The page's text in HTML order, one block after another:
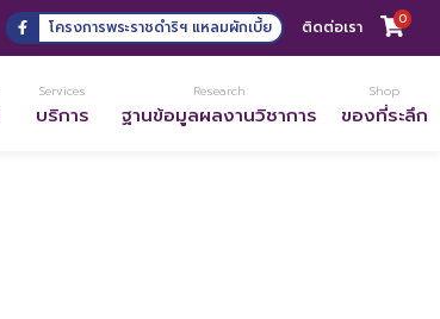
โครงการพระราชดำริฯ แหลมผักเบี้ย ติดต่อเรา 0
Services
บริการ
Research
ฐานข้อมูลผลงานวิชาการ
Shop
ของที่ระลึก